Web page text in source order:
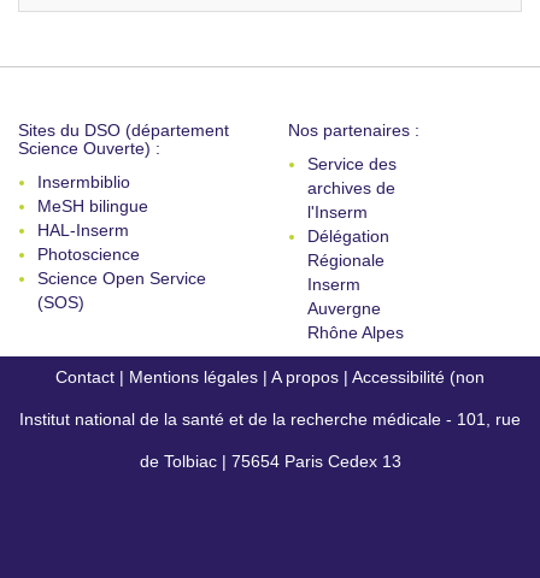
Sites du DSO (département
Science Ouverte) :
Insermbiblio
MeSH bilingue
HAL-Inserm
Photoscience
Science Open Service
(SOS)
Nos partenaires :
Service des
archives de
l'Inserm
Délégation
Régionale
Inserm
Auvergne
Rhône Alpes
Contact | Mentions légales | A propos | Accessibilité (non
conforme)
Institut national de la santé et de la recherche médicale - 101, rue
de Tolbiac | 75654 Paris Cedex 13